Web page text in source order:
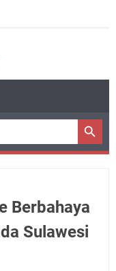
Berbahaya
Sulawesi